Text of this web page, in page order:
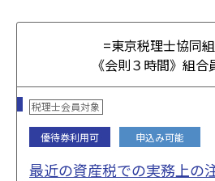
=東京税理士協同
《会則３時間》組
税理士会員対象
優待券利用可 申込み可能
最近の資産税での実務上の